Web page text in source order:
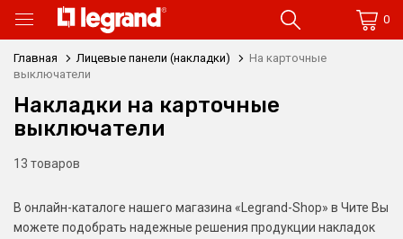
0
Главная Лицевые панели (накладки)
На карточные
выключатели
Накладки на карточные
выключатели
13 товаров
В онлайн-каталоге нашего магазина «Legrand-Shop» в Чите Вы
можете подобрать надежные решения продукции накладок